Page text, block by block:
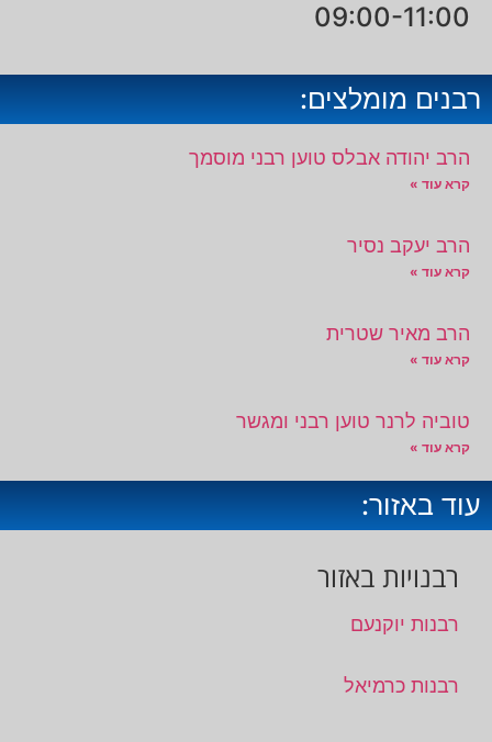
09:00-11:00
רבנים מומלצים:
הרב יהודה אבלס טוען רבני מוסמך
קרא עוד »
הרב יעקב נסיר
קרא עוד »
הרב מאיר שטרית
קרא עוד »
טוביה לרנר טוען רבני ומגשר
קרא עוד »
עוד באזור:
רבנויות באזור
רבנות יוקנעם
רבנות כרמיאל